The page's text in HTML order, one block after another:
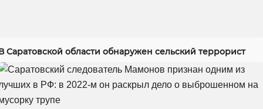
Саратовской области обнаружен сельский террорист